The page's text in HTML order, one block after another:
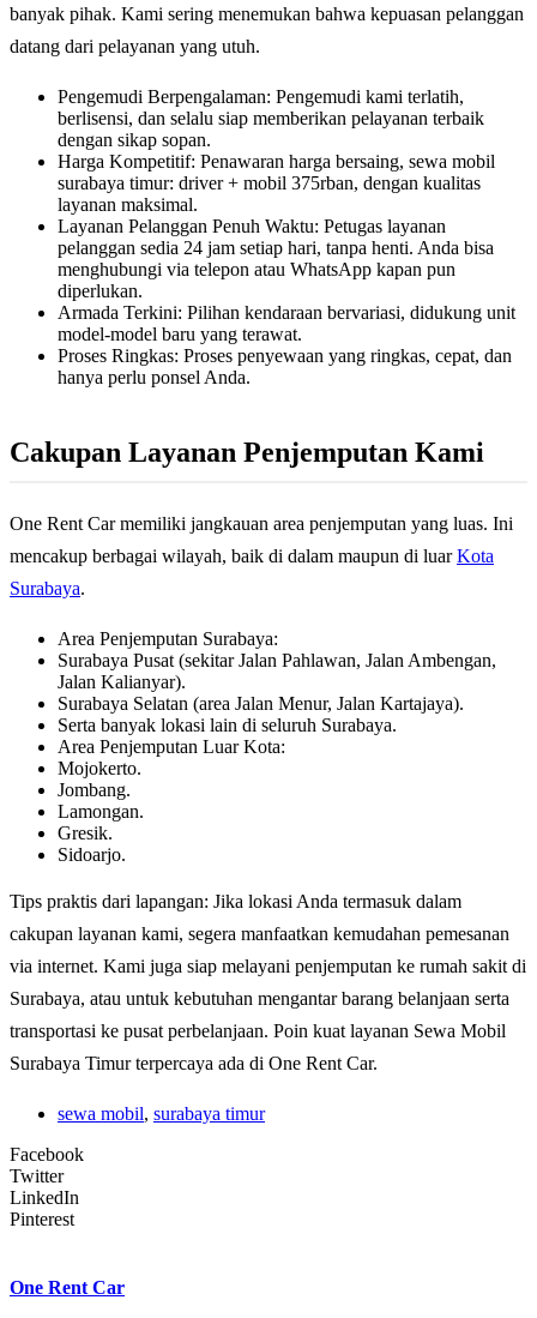
banyak pihak. Kami sering menemukan bahwa kepuasan pelanggan
datang dari pelayanan yang utuh.
Pengemudi Berpengalaman: Pengemudi kami terlatih,
berlisensi, dan selalu siap memberikan pelayanan terbaik
dengan sikap sopan.
Harga Kompetitif: Penawaran harga bersaing, sewa mobil
surabaya timur: driver + mobil 375rban, dengan kualitas
layanan maksimal.
Layanan Pelanggan Penuh Waktu: Petugas layanan
pelanggan sedia 24 jam setiap hari, tanpa henti. Anda bisa
menghubungi via telepon atau WhatsApp kapan pun
diperlukan.
Armada Terkini: Pilihan kendaraan bervariasi, didukung unit
model-model baru yang terawat.
Proses Ringkas: Proses penyewaan yang ringkas, cepat, dan
hanya perlu ponsel Anda.
Cakupan Layanan Penjemputan Kami
One Rent Car memiliki jangkauan area penjemputan yang luas. Ini
mencakup berbagai wilayah, baik di dalam maupun di luarKota
Surabaya.
Area Penjemputan Surabaya:
Surabaya Pusat (sekitar Jalan Pahlawan, Jalan Ambengan,
Jalan Kalianyar).
Surabaya Selatan (area Jalan Menur, Jalan Kartajaya).
Serta banyak lokasi lain di seluruh Surabaya.
Area Penjemputan Luar Kota:
Mojokerto.
Jombang.
Lamongan.
Gresik.
Sidoarjo.
Tips praktis dari lapangan: Jika lokasi Anda termasuk dalam
cakupan layanan kami, segera manfaatkan kemudahan pemesanan
via internet. Kami juga siap melayani penjemputan ke rumah sakit di
Surabaya, atau untuk kebutuhan mengantar barang belanjaan serta
transportasi ke pusat perbelanjaan. Poin kuat layanan Sewa Mobil
Surabaya Timur terpercaya ada di One Rent Car.
sewa mobil, surabaya timur
Facebook
Twitter
LinkedIn
Pinterest
One Rent Car